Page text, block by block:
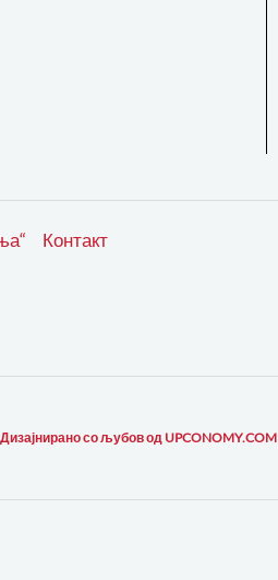
Контакт
Дизајнирано со љубов од UPCONOMY.COM